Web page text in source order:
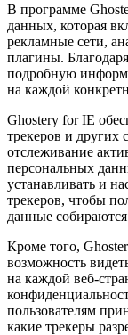
В программе
данных, которая
рекламные сети,
плагины.
подробную
на каждой
Ghostery for IE
трекеров и других
отслеживание
персональных
устанавливать и
трекеров, чтобы
данные
Кроме того,
возможность
на каждой веб-
пользователям
какие трекеры